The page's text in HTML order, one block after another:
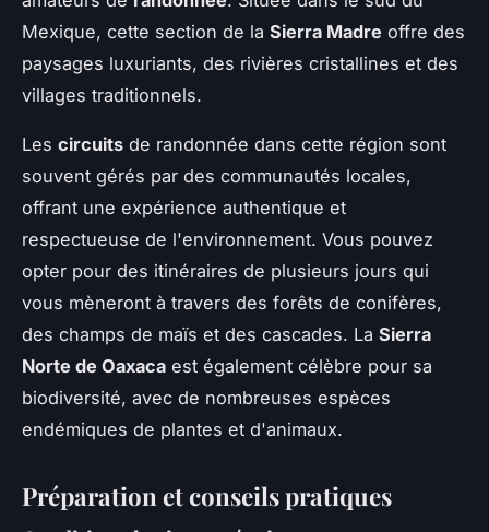
Mexique, cette section de la Sierra Madre offre des
paysages luxuriants, des rivières cristallines et des
villages traditionnels.
Les circuits de randonnée dans cette région sont
souvent gérés par des communautés locales,
offrant une expérience authentique et
respectueuse de l'environnement. Vous pouvez
opter pour des itinéraires de plusieurs jours qui
vous mèneront à travers des forêts de conifères,
des champs de maïs et des cascades. La Sierra
Norte de Oaxaca est également célèbre pour sa
biodiversité, avec de nombreuses espèces
endémiques de plantes et d'animaux.
Préparation et conseils pratiques